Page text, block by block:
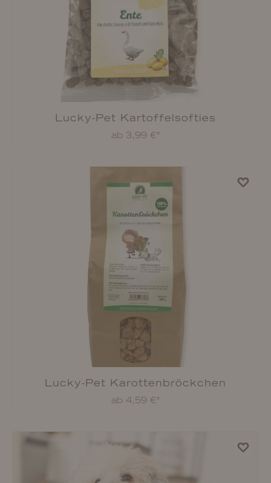
Lucky-Pet Geflügel-Happen
ab 4,69 €*